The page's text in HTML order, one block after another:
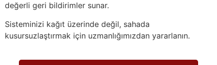
değerli geri bildirimler sunar.
Sisteminizi kağıt üzerinde değil, sahada
kusursuzlaştırmak için uzmanlığımızdan yararlanın.